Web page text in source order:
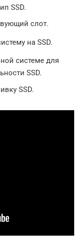
SSD.
слот.
на SSD.
системе для
SSD.
SSD.